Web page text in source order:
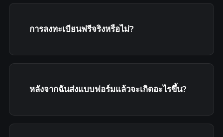
การลงทะเบียนฟรีจริงหรือไม่?
หลังจากฉันส่งแบบฟอร์มแล้วจะเกิดอะไรขึ้น?